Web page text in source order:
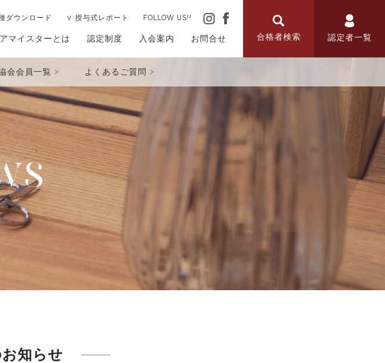
ダウンロード ∨ 授与式レポート FOLLOW US!!
マイスターとは 認定制度 入会案内 お問合せ 合格者検索 認定者一覧
会会員一覧 よくあるご質問
知らせ